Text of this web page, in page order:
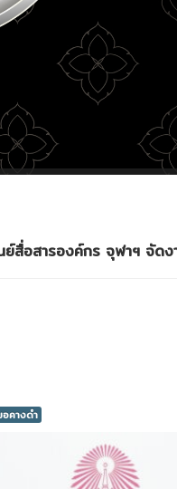
สื่อสารองค์กร จุฬาฯ จั
คางดำ